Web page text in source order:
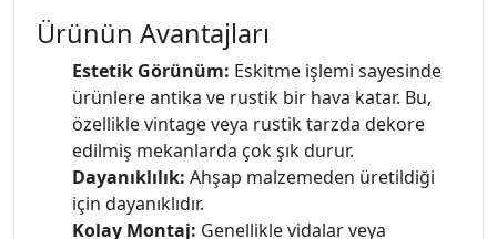
Ürünün Avantajları
Estetik Görünüm: Eskitme işlemi sayesinde
ürünlere antika ve rustik bir hava katar. Bu,
özellikle vintage veya rustik tarzda dekore
edilmiş mekanlarda çok şık durur.
Dayanıklılık: Ahşap malzemeden üretildiği
için dayanıklıdır.
Kolay Montaj: Genellikle vidalar veya